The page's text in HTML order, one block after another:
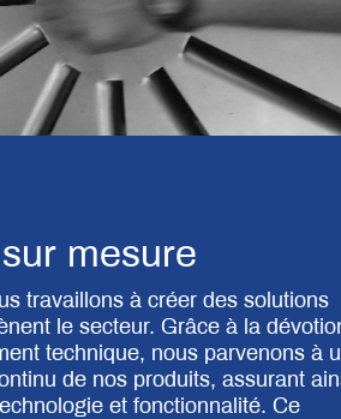
mesure
travaillons à créer des solutions
le secteur. Grâce à la
technique, nous parvenons à
de nos produits, assurant
et fonctionnalité. Ce